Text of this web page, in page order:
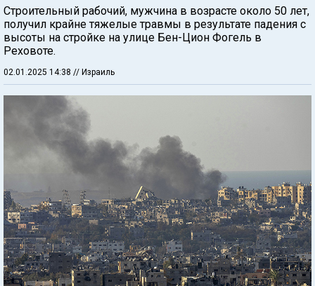
Строительный рабочий, мужчина в возрасте около 50 лет,
получил крайне тяжелые травмы в результате падения с
высоты на стройке на улице Бен-Цион Фогель в
Реховоте.
02.01.2025 14:38 // Израиль